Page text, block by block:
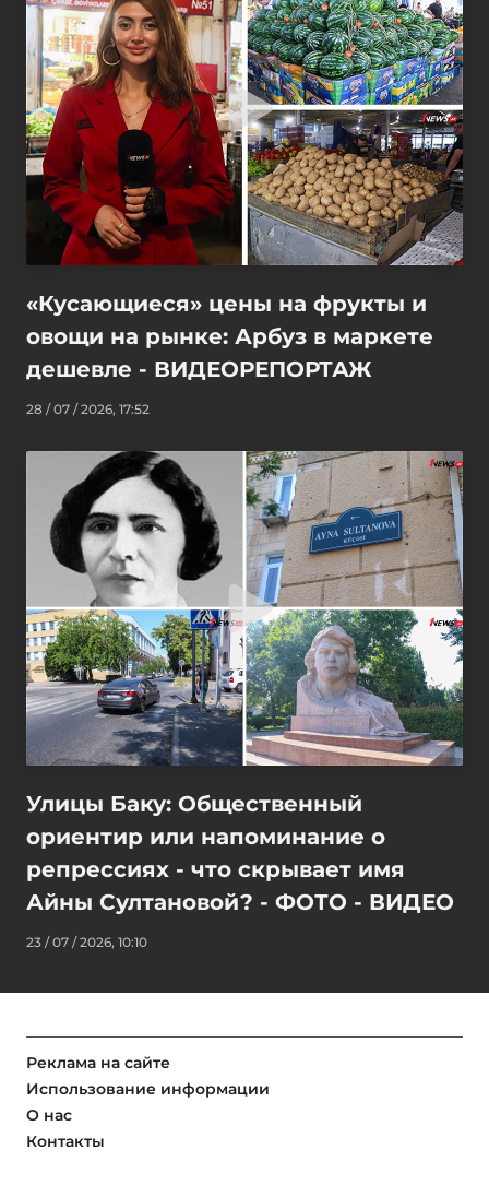
«Кусающиеся» цены на фрукты и
овощи на рынке: Арбуз в маркете
дешевле - ВИДЕОРЕПОРТАЖ
28 / 07 / 2026, 17:52
Улицы Баку: Общественный
ориентир или напоминание о
репрессиях - что скрывает имя
Айны Султановой? - ФОТО - ВИДЕО
23 / 07 / 2026, 10:10
Реклама на сайте
Использование информации
О нас
Контакты